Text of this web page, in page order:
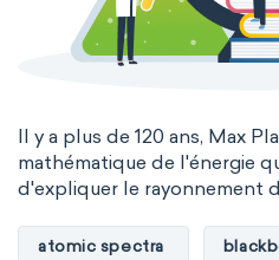
Il y a plus de 120 ans, Max
mathématique de l'énergie
d'expliquer le rayonnement
atomic spectra